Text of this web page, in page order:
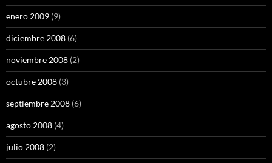
enero 2009 (9)
diciembre 2008 (6)
noviembre 2008 (2)
octubre 2008 (3)
septiembre 2008 (6)
agosto 2008 (4)
julio 2008 (2)